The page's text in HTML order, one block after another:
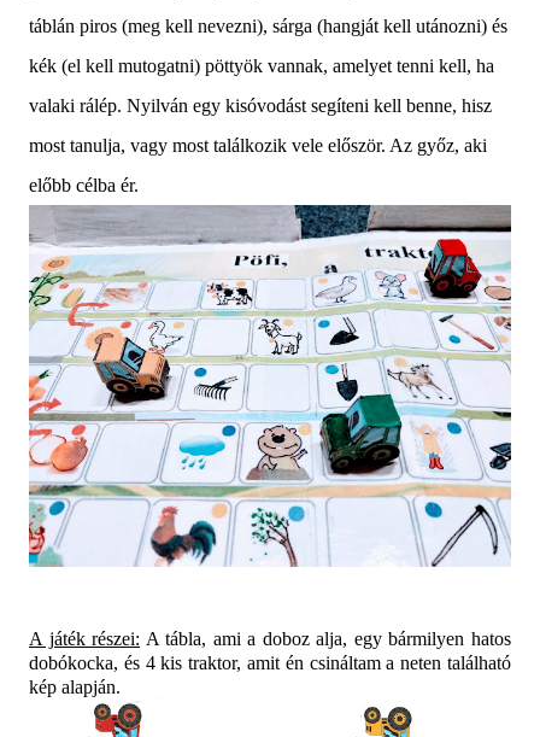
táblán piros (meg kell nevezni), sárga (hangját kell utánozni) és
kék (el kell mutogatni) pöttyök vannak, amelyet tenni kell, ha
valaki rálép. Nyilván egy kisóvodást segíteni kell benne, hisz
most tanulja, vagy most találkozik vele először. Az győz, aki
előbb célba ér.
A játék részei: A tábla, ami a doboz alja, egy bármilyen hatos
dobókocka, és 4 kis traktor, amit én csináltam a neten található
kép alapján.